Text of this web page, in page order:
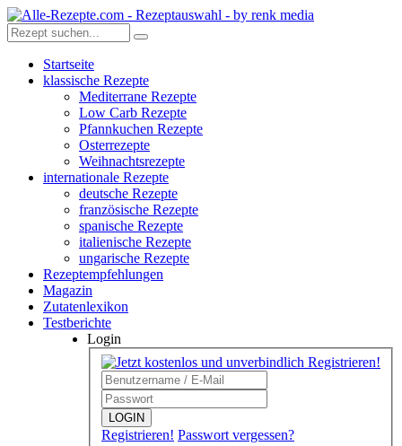
Startseite
klassische Rezepte
Mediterrane Rezepte
Low Carb Rezepte
Pfannkuchen Rezepte
Osterrezepte
Weihnachtsrezepte
internationale Rezepte
deutsche Rezepte
französische Rezepte
spanische Rezepte
italienische Rezepte
ungarische Rezepte
Rezeptempfehlungen
Magazin
Zutatenlexikon
Testberichte
Login
LOGIN
Registrieren! Passwort vergessen?